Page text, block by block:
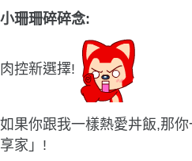
小珊珊碎碎念:
肉控新選擇!
如果你跟我一樣熱愛丼飯,那
享家」!